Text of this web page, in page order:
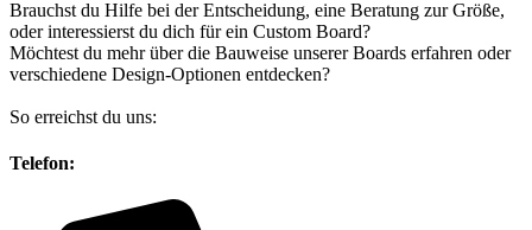
Brauchst du Hilfe bei der Entscheidung, eine Beratung zur Größe,
oder interessierst du dich für ein Custom Board?
Möchtest du mehr über die Bauweise unserer Boards erfahren oder
verschiedene Design-Optionen entdecken?
So erreichst du uns:
Telefon: